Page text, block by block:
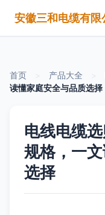
安徽三和电缆有限
首页 产品大全
读懂家庭安全与品质选择
电线电缆
规格，一
选择